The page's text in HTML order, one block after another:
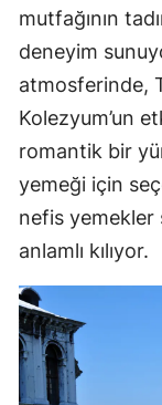
mutfağının
deneyim
atmosferinde,
Kolezyum’un
romantik bir
yemeği için
nefis yemekler
anlamlı kılıyor.